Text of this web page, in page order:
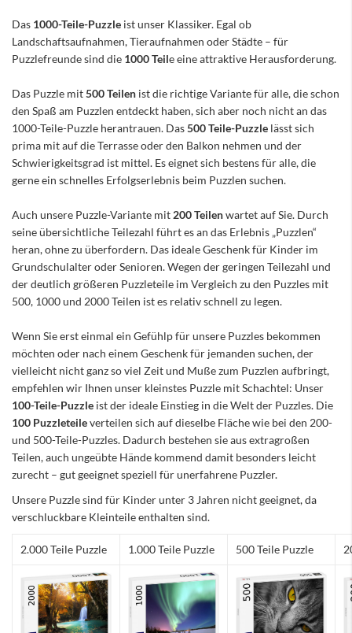
Das 1000-Teile-Puzzle ist unser Klassiker. Egal ob
Landschaftsaufnahmen, Tieraufnahmen oder Städte – für
Puzzlefreunde sind die 1000 Teile eine attraktive Herausforderung.
Das Puzzle mit500 Teilen ist die richtige Variante für alle, die schon
den Spaß am Puzzlen entdeckt haben, sich aber noch nicht an das
1000-Teile-Puzzle herantrauen. Das500 Teile-Puzzle lässt sich
prima mit auf die Terrasse oder den Balkon nehmen und der
Schwierigkeitsgrad ist mittel. Es eignet sich bestens für alle, die
gerne ein schnelles Erfolgserlebnis beim Puzzlen suchen.
Auch unsere Puzzle-Variante mit 200 Teilenwartet auf Sie. Durch
seine übersichtliche Teilezahl führt es an das Erlebnis „Puzzlen“
heran, ohne zu überfordern. Das ideale Geschenk für Kinder im
Grundschulalter oder Senioren. Wegen der geringen Teilezahl und
der deutlich größeren Puzzleteile im Vergleich zu den Puzzles mit
500, 1000 und 2000 Teilen ist es relativ schnell zu legen.
Wenn Sie erst einmal ein Gefühlp für unsere Puzzles bekommen
möchten oder nach einem Geschenk für jemanden suchen, der
vielleicht nicht ganz so viel Zeit und Muße zum Puzzlen aufbringt,
empfehlen wir Ihnen unser kleinstes Puzzle mit Schachtel: Unser
100-Teile-Puzzle ist der ideale Einstieg in die Welt der Puzzles. Die
100 Puzzleteileverteilen sich auf dieselbe Fläche wie bei den 200-
und 500-Teile-Puzzles. Dadurch bestehen sie aus extragroßen
Teilen, auch ungeübte Hände kommend damit besonders leicht
zurecht – gut geeignet speziell für unerfahrene Puzzler.
Unsere Puzzle sind für Kinder unter 3 Jahren nicht geeignet, da
verschluckbare Kleinteile enthalten sind.
2.000 Teile Puzzle 1.000 Teile Puzzle 500 Teile Puzzle